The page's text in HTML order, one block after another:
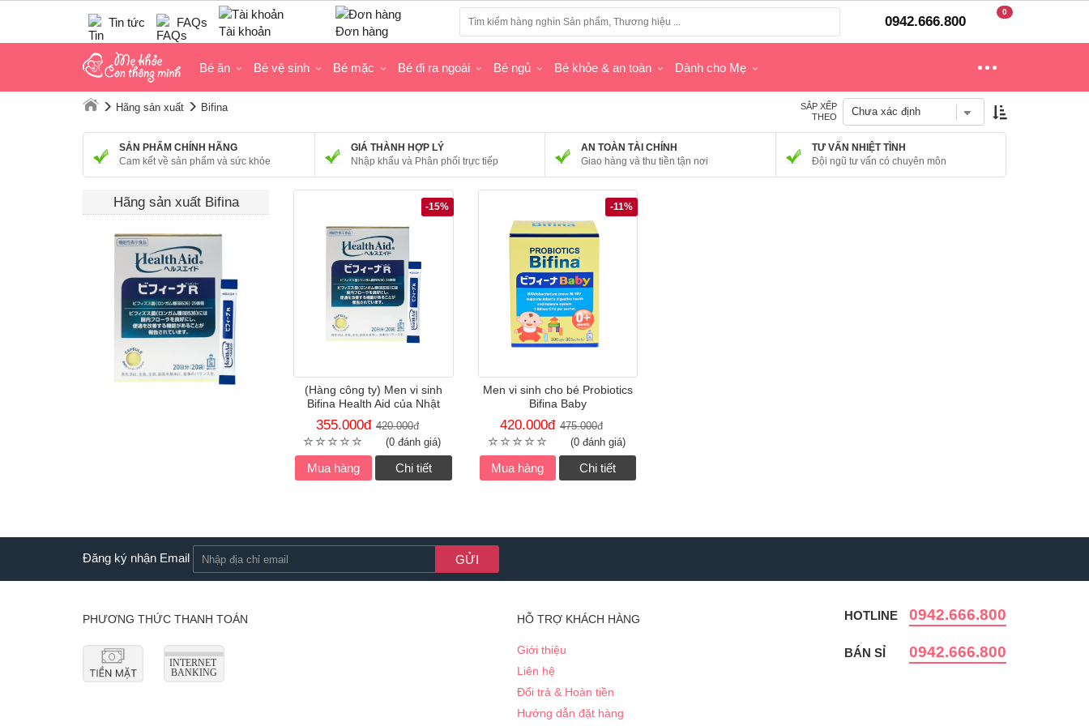
Tin tức FAQs
Tài khoản Đơn hàng
0942.666.800
0
Bé ăn Bé vệ sinh Bé mặc Bé đi ra ngoài Bé ngủ Bé khỏe & an toàn Dành cho Mẹ
Hãng sản xuất Bifina
SẮP XẾP
THEO
SẢN PHẨM CHÍNH HÃNG
Cam kết về sản phẩm và sức khỏe
GIÁ THÀNH HỢP LÝ
Nhập khẩu và Phân phối trực tiếp
AN TOÀN TÀI CHÍNH
Giao hàng và thu tiền tận nơi
TƯ VẤN NHIỆT TÌNH
Đội ngũ tư vấn có chuyên môn
Hãng sản xuất Bifina -15%
(Hàng công ty) Men vi sinh
Bifina Health Aid của Nhật
355.000đ 420.000đ
(0 đánh giá)
Mua hàng Chi tiết
-11%
Men vi sinh cho bé Probiotics
Bifina Baby
420.000đ 475.000đ
(0 đánh giá)
Mua hàng Chi tiết
Đăng ký nhận Email
PHƯƠNG THỨC THANH TOÁN HỖ TRỢ KHÁCH HÀNG
Giới thiệu
Liên hệ
Đổi trả & Hoàn tiền
Hướng dẫn đặt hàng
HOTLINE 0942.666.800
BÁN SỈ 0942.666.800